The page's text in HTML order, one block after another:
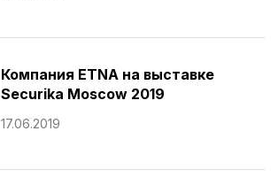
Компания ETNA на выставке
Securika Moscow 2019
17.06.2019